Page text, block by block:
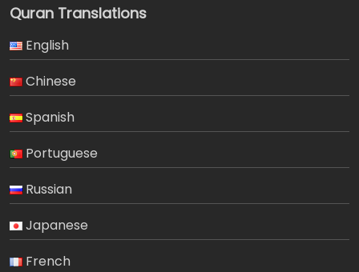
Quran Translations
English
Chinese
Spanish
Portuguese
Russian
Japanese
French